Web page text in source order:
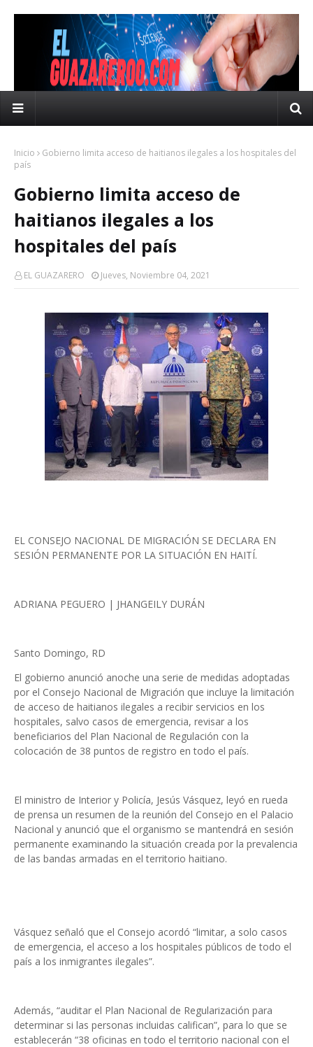
Inicio
Gobierno limita acceso de haitianos ilegales a los hospitales del
país
Gobierno limita acceso de
haitianos ilegales a los
hospitales del país
EL GUAZARERO Jueves, Noviembre 04, 2021
EL CONSEJO NACIONAL DE MIGRACIÓN SE DECLARA EN
SESIÓN PERMANENTE POR LA SITUACIÓN EN HAITÍ.
ADRIANA PEGUERO | JHANGEILY DURÁN
Santo Domingo, RD
El gobierno anunció anoche una serie de medidas adoptadas
por el Consejo Nacional de Migración que incluye la limitación
de acceso de haitianos ilegales a recibir servicios en los
hospitales, salvo casos de emergencia, revisar a los
beneficiarios del Plan Nacional de Regulación con la
colocación de 38 puntos de registro en todo el país.
El ministro de Interior y Policía, Jesús Vásquez, leyó en rueda
de prensa un resumen de la reunión del Consejo en el Palacio
Nacional y anunció que el organismo se mantendrá en sesión
permanente examinando la situación creada por la prevalencia
de las bandas armadas en el territorio haitiano.
Vásquez señaló que el Consejo acordó “limitar, a solo casos
de emergencia, el acceso a los hospitales públicos de todo el
país a los inmigrantes ilegales”.
Además, “auditar el Plan Nacional de Regularización para
determinar si las personas incluidas califican”, para lo que se
establecerán “38 oficinas en todo el territorio nacional con el